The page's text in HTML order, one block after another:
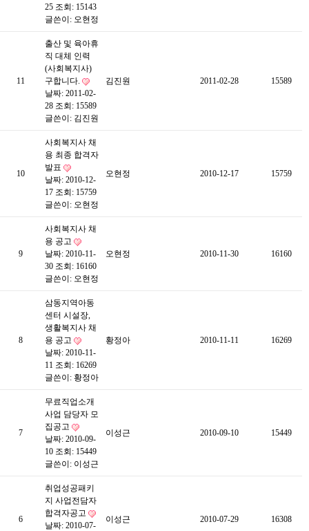
25 조회: 15143
글쓴이: 오현정
11
출산 및 육아휴
직 대체 인력
(사회복지사)
구합니다.
날짜: 2011-02-
28 조회: 15589
글쓴이: 김진원
김진원 2011-02-28 15589
10
사회복지사 채
용 최종 합격자
발표
날짜: 2010-12-
17 조회: 15759
글쓴이: 오현정
오현정 2010-12-17 15759
9
사회복지사 채
용 공고
날짜: 2010-11-
30 조회: 16160
글쓴이: 오현정
오현정 2010-11-30 16160
8
삼동지역아동
센터 시설장,
생활복지사 채
용 공고
날짜: 2010-11-
11 조회: 16269
글쓴이: 황정아
황정아 2010-11-11 16269
7
무료직업소개
사업 담당자 모
집공고
날짜: 2010-09-
10 조회: 15449
글쓴이: 이성근
이성근 2010-09-10 15449
6
취업성공패키
지 사업전담자
합격자공고
날짜: 2010-07-
이성근 2010-07-29 16308